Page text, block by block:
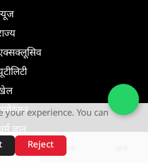
ज्ञान
your experience. You can
Reject